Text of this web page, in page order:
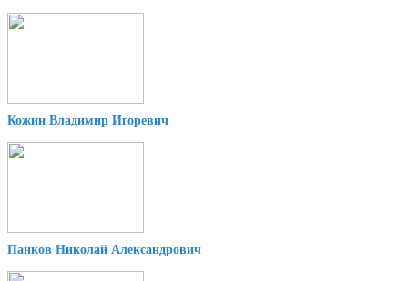
Кожин Владимир Игоревич
Панков Николай Александрович